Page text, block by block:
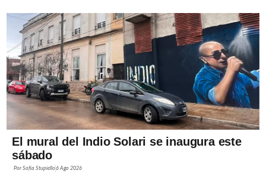
El mural del Indio Solari se inaugura este
sábado
PorSofía Stupiello6 Ago 2026